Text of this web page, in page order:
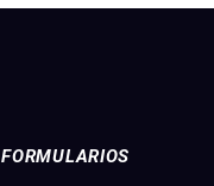
FORMULARIOS